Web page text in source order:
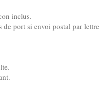
inclus.
de port si envoi postal par lettre